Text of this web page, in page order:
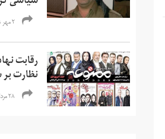
۲ مهر ۱۳۹۹
رقابت
نظارت
۲۸ مرداد ۱۳۹۹